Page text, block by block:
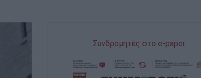
Συνδρομητές στο e-paper